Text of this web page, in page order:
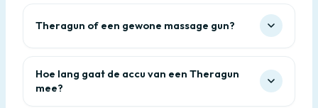
Theragun of een gewone massage gun?
Hoe lang gaat de accu van een Theragun
mee?